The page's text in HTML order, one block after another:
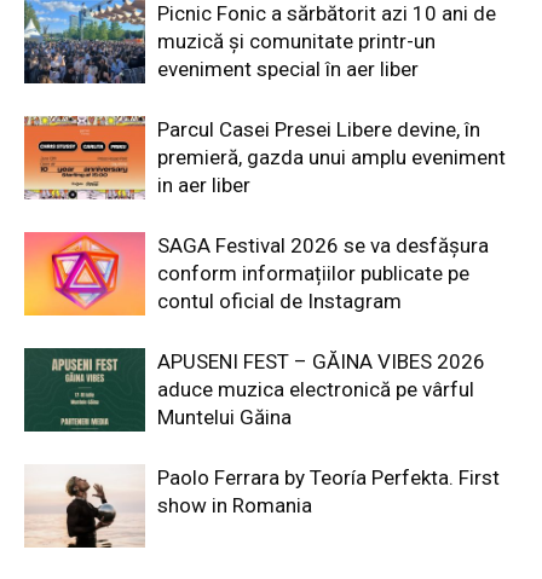
Picnic Fonic a sărbătorit azi 10 ani de
muzică și comunitate printr-un
eveniment special în aer liber
Parcul Casei Presei Libere devine, în
premieră, gazda unui amplu eveniment
in aer liber
SAGA Festival 2026 se va desfășura
conform informațiilor publicate pe
contul oficial de Instagram
APUSENI FEST – GĂINA VIBES 2026
aduce muzica electronică pe vârful
Muntelui Găina
Paolo Ferrara by Teoría Perfekta. First
show in Romania